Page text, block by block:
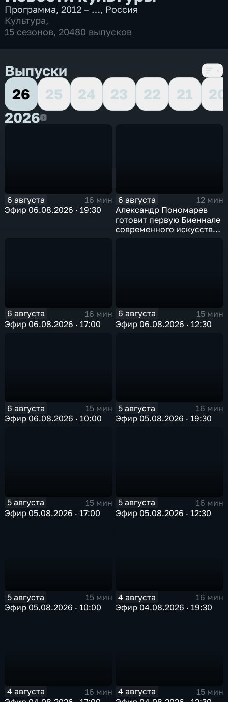
Программа,2012 – …, Россия
Культура,
15 сезонов, 20480 выпусков
Выпуски
26
25 24 23 22 21
20
20262026
6 августа
16 мин
Эфир 06.08.2026 · 19:30
6 августа
12 мин
Александр Пономарев
готовит первую Биеннале
современного искусства
6 августа
16 мин
Эфир 06.08.2026 · 17:00
6 августа
15 мин
Эфир 06.08.2026 · 12:30
6 августа
15 мин
Эфир 06.08.2026 · 10:00
5 августа
16 мин
Эфир 05.08.2026 · 19:30
5 августа
15 мин
Эфир 05.08.2026 · 17:00
5 августа
16 мин
Эфир 05.08.2026 · 12:30
5 августа
15 мин
Эфир 05.08.2026 · 10:00
4 августа
16 мин
Эфир 04.08.2026 · 19:30
4 августа
16 мин
4 августа
15 мин